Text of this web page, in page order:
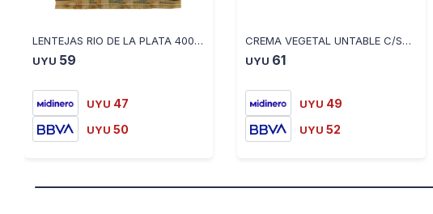
LENTEJAS RIO DE LA PLATA 400 GR
UYU 59
UYU 47
UYU 50
CREMA VEGETAL UNTABLE C/SAL SOYA 608 500 GR
UYU 61
UYU 49
UYU 52